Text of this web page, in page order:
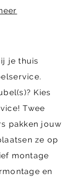
je thuis
Kies
Twee
pakken jouw
ze op
montage
en